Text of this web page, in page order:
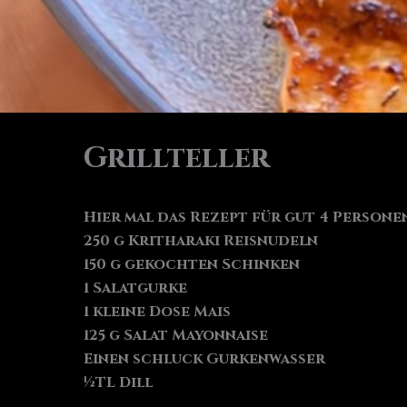
Grillteller
Hier mal das Rezept für gut 4
250 g Kritharaki Reisnudeln
150 g gekochten Schinken
1 Salatgurke
1 kleine Dose Mais
125 g Salat Mayonnaise
Einen schluck Gurkenwasser
½TL Dill